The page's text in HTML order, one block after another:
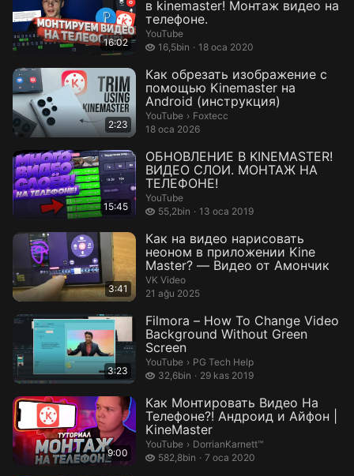
16:02
в kinemaster! Монтаж видео на
телефоне.
YouTube
16,5bin
16,5 bin izleme18 oca 2020
2:23
Как обрезать изображение с
помощью Kinemaster на
Android (инструкция)
YouTube › Foxtecc.
Foxtecc
18 oca 2026
15:45
ОБНОВЛЕНИЕ В KINEMASTER!
ВИДЕО СЛОИ. МОНТАЖ НА
ТЕЛЕФОНЕ!
YouTube
55,2bin
55,2 bin izleme13 oca 2019
3:41
Как на видео нарисовать
неоном в приложении Kine
Master? — Видео от Амончик
VK Video
21 ağu 2025
3:23
Filmora – How To Change Video
Background Without Green
Screen
YouTube › PG Tech Help.
PG Tech Help
32,6bin
32,6 bin izleme29 kas 2019
9:00
Как Монтировать Видео На
Телефоне?! Андроид и Айфон |
KineMaster
YouTube › DorrianKarnett™.
DorrianKarnett™
582,8bin
582,8 bin izleme7 oca 2020